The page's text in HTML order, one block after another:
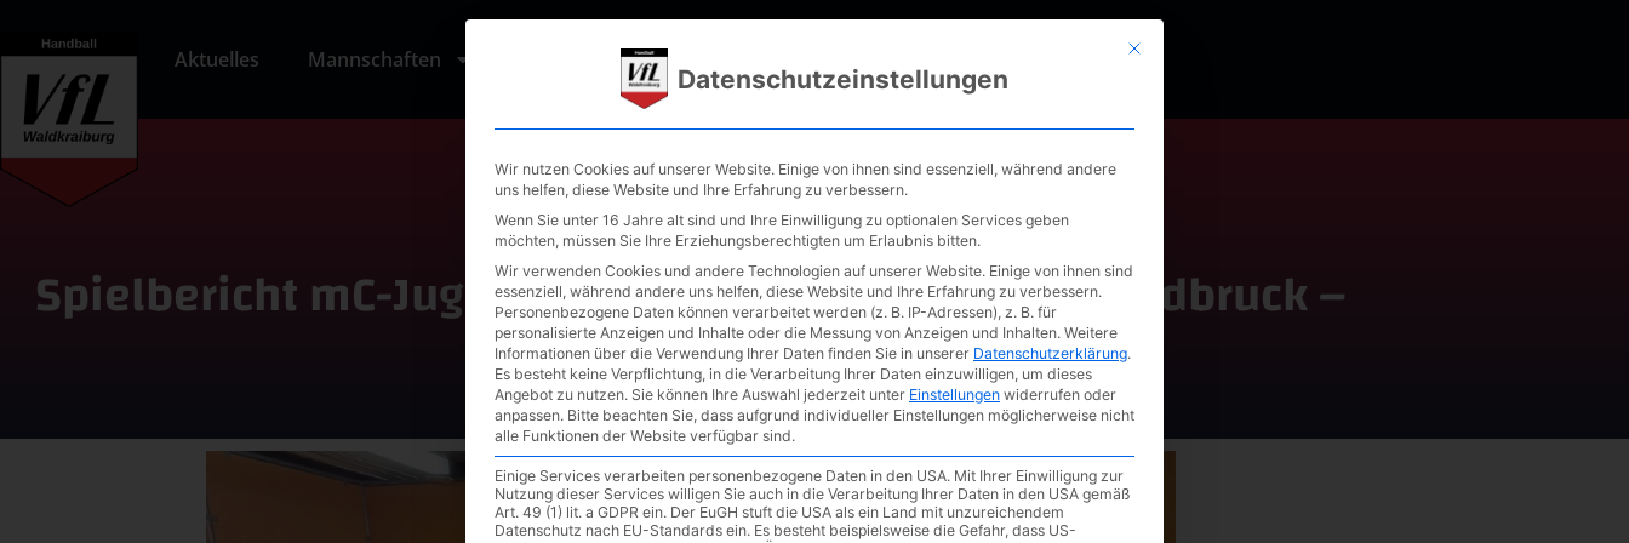
Aktuelles Mannschaften
Spielbericht mC-Jugend1 18.01.2026: TuS Fürstenfeldbruck –
VfL Waldkraiburg
Mit diesem Button wird der Dialog geschlossen. Seine Funktionalität ist
Datenschutzeinstellungen
Wir nutzen Cookies auf unserer Website. Einige von ihnen sind essenziell, während andere
uns helfen, diese Website und Ihre Erfahrung zu verbessern.
Wenn Sie unter 16 Jahre alt sind und Ihre Einwilligung zu optionalen Services geben
möchten, müssen Sie Ihre Erziehungsberechtigten um Erlaubnis bitten.
Wir verwenden Cookies und andere Technologien auf unserer Website. Einige von ihnen sind
essenziell, während andere uns helfen, diese Website und Ihre Erfahrung zu verbessern.
Personenbezogene Daten können verarbeitet werden (z. B. IP-Adressen), z. B. für
personalisierte Anzeigen und Inhalte oder die Messung von Anzeigen und Inhalten. Weitere
Informationen über die Verwendung Ihrer Daten finden Sie in unserer Datenschutzerklärung.
Es besteht keine Verpflichtung, in die Verarbeitung Ihrer Daten einzuwilligen, um dieses
Angebot zu nutzen. Sie können Ihre Auswahl jederzeit unter Einstellungen widerrufen oder
anpassen. Bitte beachten Sie, dass aufgrund individueller Einstellungen möglicherweise nicht
alle Funktionen der Website verfügbar sind.
Einige Services verarbeiten personenbezogene Daten in den USA. Mit Ihrer Einwilligung zur
Nutzung dieser Services willigen Sie auch in die Verarbeitung Ihrer Daten in den USA gemäß
Art. 49 (1) lit. a GDPR ein. Der EuGH stuft die USA als ein Land mit unzureichendem
Datenschutz nach EU-Standards ein. Es besteht beispielsweise die Gefahr, dass US-